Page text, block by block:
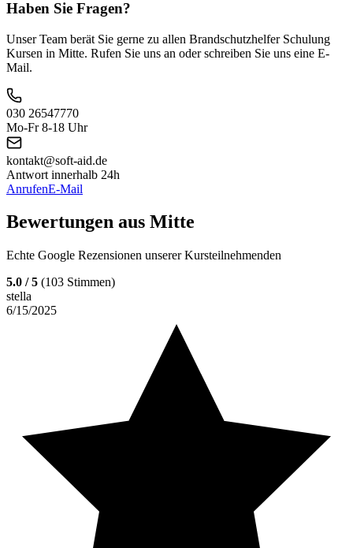
Haben Sie Fragen?
Unser Team berät Sie gerne zu allen Brandschutzhelfer Schulung
Kursen in Mitte. Rufen Sie uns an oder schreiben Sie uns eine E-
Mail.
030 26547770
Mo-Fr 8-18 Uhr
kontakt@soft-aid.de
Antwort innerhalb 24h
AnrufenE-Mail
Bewertungen aus Mitte
Echte Google Rezensionen unserer Kursteilnehmenden
5.0 / 5 (103 Stimmen)
stella
6/15/2025